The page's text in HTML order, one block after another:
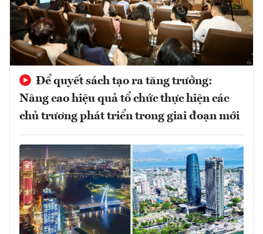
Để quyết sách tạo ra tăng trưởng:
Nâng cao hiệu quả tổ chức thực hiện các
chủ trương phát triển trong giai đoạn mới